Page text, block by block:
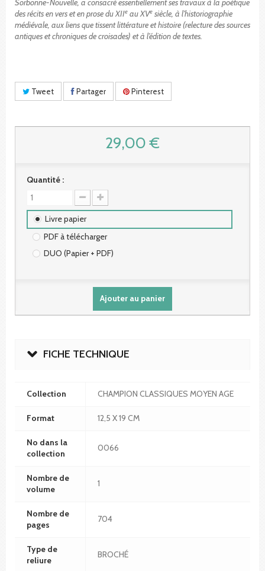
Sorbonne-Nouvelle, a consacré essentiellement ses travaux à la poétique
des récits en vers et en prose du XIIe au XVe siècle, à l’historiographie
médiévale, aux liens que tissent littérature et histoire (relecture des sources
antiques et chroniques de croisades) et à l’édition de textes.
Tweet Partager Pinterest
29,00 €
Quantité :
Livre papier
PDF à télécharger
DUO (Papier + PDF)
Ajouter au panier
FICHE TECHNIQUE
Collection CHAMPION CLASSIQUES MOYEN AGE
Format 12,5 X 19 CM
No dans la
collection
0066
Nombre de
volume
1
Nombre de
pages
704
Type de
reliure
BROCHÉ